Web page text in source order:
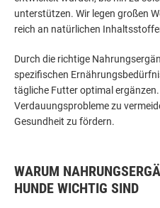
unterstützen. Wir legen großen
reich an natürlichen
Durch die richtige
spezifischen
tägliche Futter optimal
Verdauungsprobleme zu
Gesundheit zu fördern.
WARUM
HUNDE WICHTIG SIND